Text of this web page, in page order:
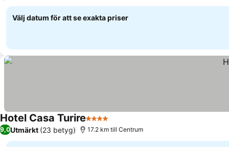
Välj datum för att se exakta priser
Hotel Casa Turire4 Stjärnor
9,0Utmärkt (23 betyg) 17.2 km till Centrum